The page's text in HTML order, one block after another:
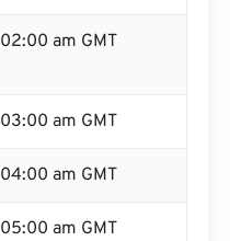
02:00 am GMT
03:00 am GMT
04:00 am GMT
05:00 am GMT